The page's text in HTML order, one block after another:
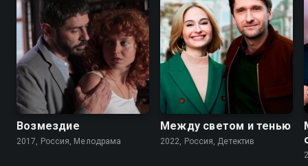
6.3
Возмездие
2017, Россия, Мелодрама
6.9
Между светом и тенью
2022, Россия, Детектив